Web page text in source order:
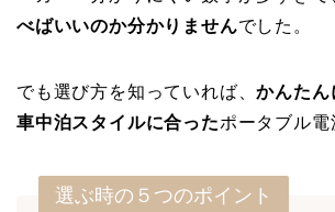
べばいいのか分かりませんでした。
でも選び方を知っていれば、かんたん
車中泊スタイルに合ったポータブル電
選ぶ時の５つのポイント